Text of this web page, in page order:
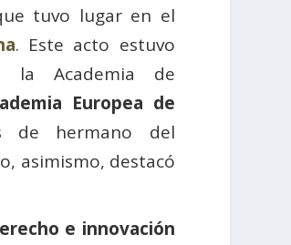
tuvo lugar en el
. Este acto estuvo
la Academia de
Europea de
de hermano del
asimismo, destacó
e innovación